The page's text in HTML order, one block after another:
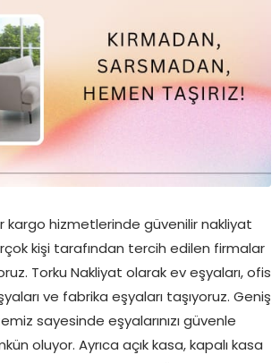
kargo hizmetlerinde güvenilir nakliyat
kişi tarafından tercih edilen firmalar
Torku Nakliyat olarak ev eşyaları, ofis
ve fabrika eşyaları taşıyoruz. Geniş
sayesinde eşyalarınızı güvenle
oluyor. Ayrıca açık kasa, kapalı kasa